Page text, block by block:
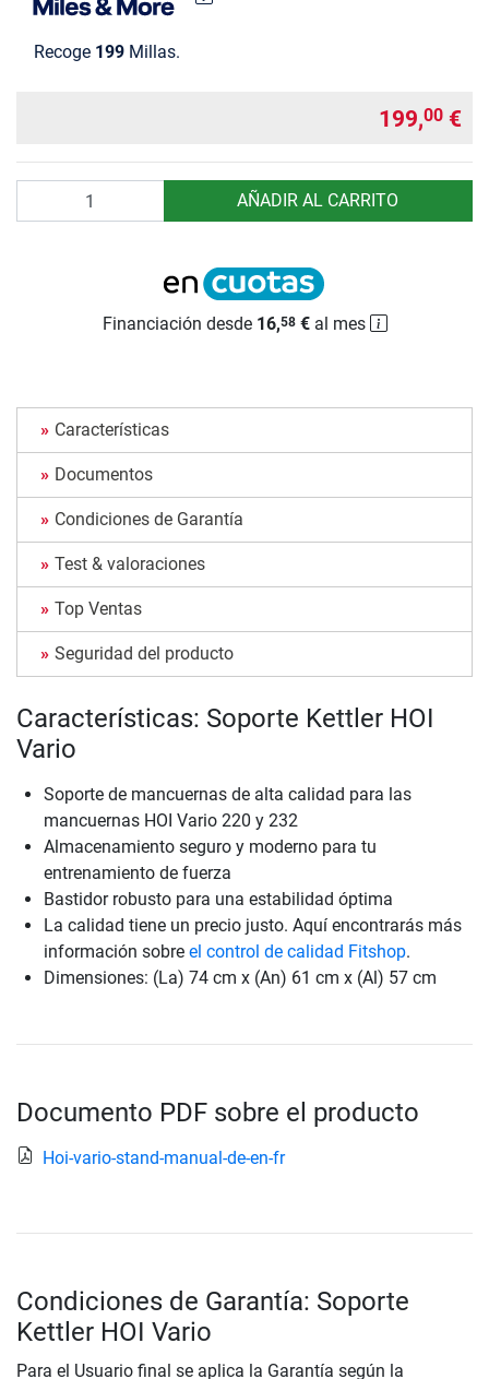
Recoge 199 Millas.
199,00 €
AÑADIR AL CARRITO
Financiación desde 16,58€al mes
Características
Documentos
Condiciones de Garantía
Test & valoraciones
Top Ventas
Seguridad del producto
Características: Soporte Kettler HOI
Vario
Soporte de mancuernas de alta calidad para las
mancuernas HOI Vario 220 y 232
Almacenamiento seguro y moderno para tu
entrenamiento de fuerza
Bastidor robusto para una estabilidad óptima
La calidad tiene un precio justo. Aquí encontrarás más
información sobre el control de calidad Fitshop.
Dimensiones: (La) 74 cm x (An) 61 cm x (Al) 57 cm
Documento PDF sobre el producto
Hoi-vario-stand-manual-de-en-fr
Condiciones de Garantía: Soporte
Kettler HOI Vario
Para el Usuario final se aplica la Garantía según la